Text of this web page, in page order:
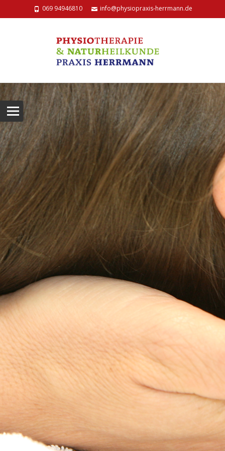
069 94946810 info@physiopraxis-herrmann.de